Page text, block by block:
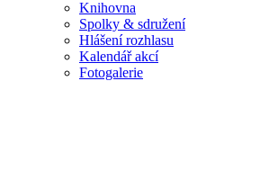
Knihovna
Spolky & sdružení
Hlášení rozhlasu
Kalendář akcí
Fotogalerie